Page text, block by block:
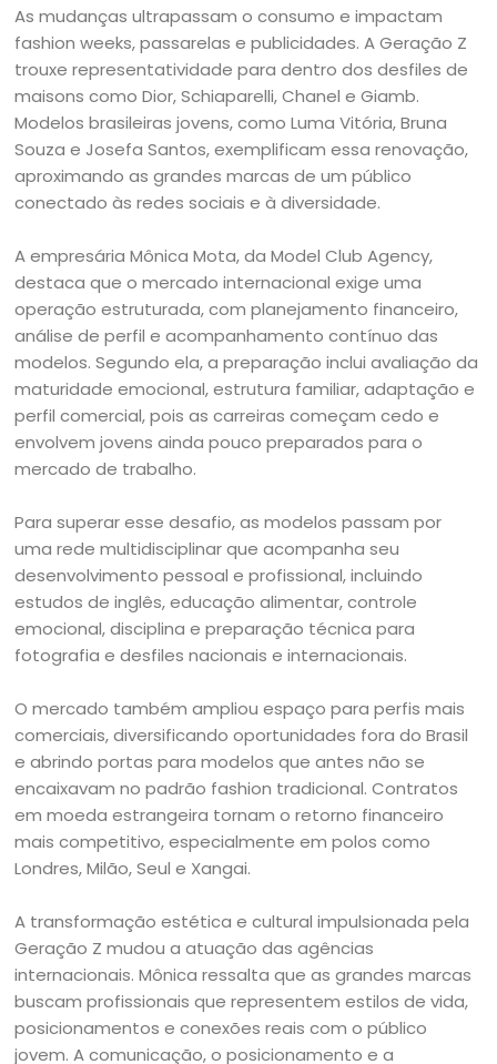
As mudanças ultrapassam o consumo e impactam
fashion weeks, passarelas e publicidades. A Geração Z
trouxe representatividade para dentro dos desfiles de
maisons como Dior, Schiaparelli, Chanel e Giamb.
Modelos brasileiras jovens, como Luma Vitória, Bruna
Souza e Josefa Santos, exemplificam essa renovação,
aproximando as grandes marcas de um público
conectado às redes sociais e à diversidade.
A empresária Mônica Mota, da Model Club Agency,
destaca que o mercado internacional exige uma
operação estruturada, com planejamento financeiro,
análise de perfil e acompanhamento contínuo das
modelos. Segundo ela, a preparação inclui avaliação da
maturidade emocional, estrutura familiar, adaptação e
perfil comercial, pois as carreiras começam cedo e
envolvem jovens ainda pouco preparados para o
mercado de trabalho.
Para superar esse desafio, as modelos passam por
uma rede multidisciplinar que acompanha seu
desenvolvimento pessoal e profissional, incluindo
estudos de inglês, educação alimentar, controle
emocional, disciplina e preparação técnica para
fotografia e desfiles nacionais e internacionais.
O mercado também ampliou espaço para perfis mais
comerciais, diversificando oportunidades fora do Brasil
e abrindo portas para modelos que antes não se
encaixavam no padrão fashion tradicional. Contratos
em moeda estrangeira tornam o retorno financeiro
mais competitivo, especialmente em polos como
Londres, Milão, Seul e Xangai.
A transformação estética e cultural impulsionada pela
Geração Z mudou a atuação das agências
internacionais. Mônica ressalta que as grandes marcas
buscam profissionais que representem estilos de vida,
posicionamentos e conexões reais com o público
jovem. A comunicação, o posicionamento e a